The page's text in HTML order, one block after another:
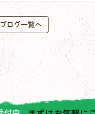
ブログ一覧へ